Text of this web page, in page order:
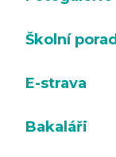
Školní
E-strava
Bakaláři